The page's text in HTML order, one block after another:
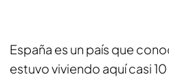
España es un país que
estuvo viviendo aquí casi